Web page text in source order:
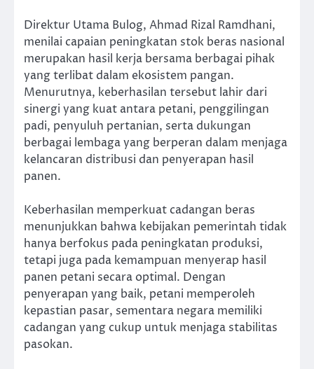
Direktur Utama Bulog, Ahmad Rizal Ramdhani,
menilai capaian peningkatan stok beras nasional
merupakan hasil kerja bersama berbagai pihak
yang terlibat dalam ekosistem pangan.
Menurutnya, keberhasilan tersebut lahir dari
sinergi yang kuat antara petani, penggilingan
padi, penyuluh pertanian, serta dukungan
berbagai lembaga yang berperan dalam menjaga
kelancaran distribusi dan penyerapan hasil
panen.
Keberhasilan memperkuat cadangan beras
menunjukkan bahwa kebijakan pemerintah tidak
hanya berfokus pada peningkatan produksi,
tetapi juga pada kemampuan menyerap hasil
panen petani secara optimal. Dengan
penyerapan yang baik, petani memperoleh
kepastian pasar, sementara negara memiliki
cadangan yang cukup untuk menjaga stabilitas
pasokan.